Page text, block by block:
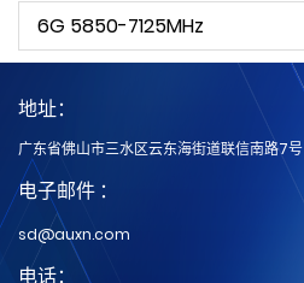
6G 5850-7125MHz
地址：
广东省佛山市三水区云东海街道联信南路7号
电子邮件 ：
sd@auxn.com
电话：